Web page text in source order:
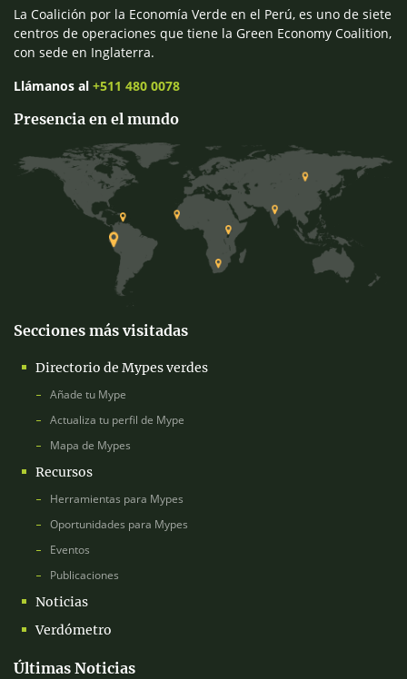
La Coalición por la Economía Verde en el Perú, es uno de siete
centros de operaciones que tiene la Green Economy Coalition,
con sede en Inglaterra.
Llámanos al +511 480 0078
Presencia en el mundo
Secciones más visitadas
Directorio de Mypes verdes
Añade tu Mype
Actualiza tu perfil de Mype
Mapa de Mypes
Recursos
Herramientas para Mypes
Oportunidades para Mypes
Eventos
Publicaciones
Noticias
Verdómetro
Últimas Noticias